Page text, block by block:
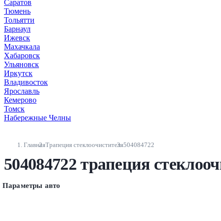
Саратов
Тюмень
Тольятти
Барнаул
Ижевск
Махачкала
Хабаровск
Ульяновск
Иркутск
Владивосток
Ярославль
Кемерово
Томск
Набережные Челны
ГлавнаяТрапеция стеклоочистителя504084722
504084722 трапеция
Параметры авто